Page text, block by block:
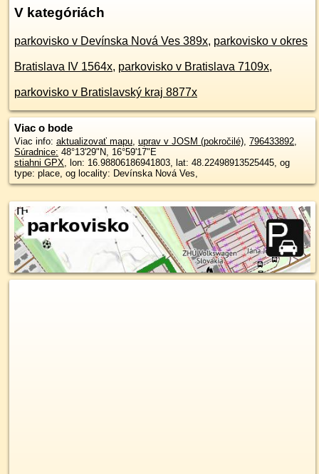
V kategóriách
parkovisko v Devínska Nová Ves 389x, parkovisko v okres
Bratislava IV 1564x, parkovisko v Bratislava 7109x,
parkovisko v Bratislavský kraj 8877x
Viac o bode
Viac info: aktualizovať mapu, uprav v JOSM (pokročilé), 796433892,
Súradnice: 48°13'29"N, 16°59'17"E
stiahni GPX, lon: 16.98806186941803, lat: 48.22498913525445, og
type: place, og locality: Devínska Nová Ves,